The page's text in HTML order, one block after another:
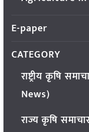
E-paper
CATEGORY
राष्ट्रीय कृषि
News)
राज्य कृषि